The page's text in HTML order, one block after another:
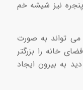
نیز شیشه خم
می تواند به صورت
خانه را بزرگتر
به بیرون ایجاد